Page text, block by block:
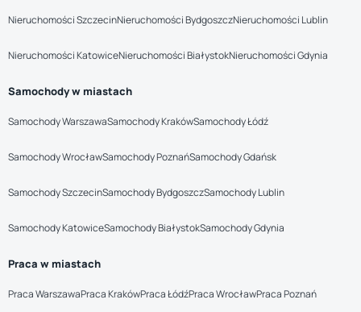
Nieruchomości SzczecinNieruchomości BydgoszczNieruchomości Lublin
Nieruchomości KatowiceNieruchomości BiałystokNieruchomości Gdynia
Samochody w miastach
Samochody WarszawaSamochody KrakówSamochody Łódź
Samochody WrocławSamochody PoznańSamochody Gdańsk
Samochody SzczecinSamochody BydgoszczSamochody Lublin
Samochody KatowiceSamochody BiałystokSamochody Gdynia
Praca w miastach
Praca WarszawaPraca KrakówPraca ŁódźPraca WrocławPraca Poznań